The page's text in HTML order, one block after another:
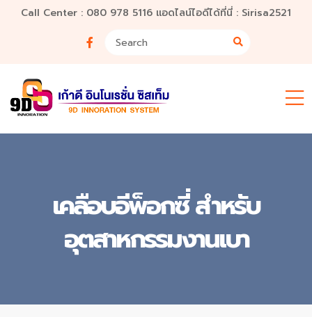
Call Center : 080 978 5116 แอดไลน์ไอดีได้ที่นี่ : Sirisa2521
เคลือบอีพ็อกซี่ สำหรับ
อุตสาหกรรมงานเบา